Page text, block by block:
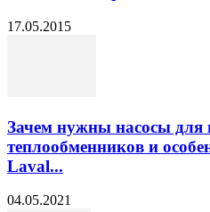
17.05.2015
Зачем нужны насосы
теплообменников и
Laval...
04.05.2021